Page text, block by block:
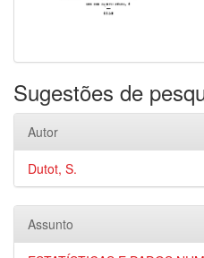
Sugestões de
Autor
Dutot, S.
Assunto